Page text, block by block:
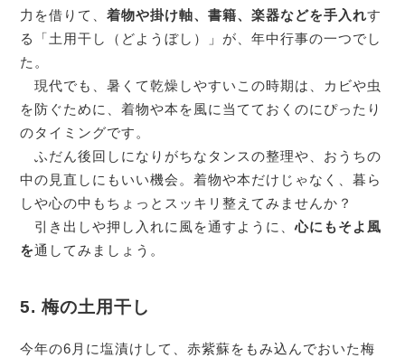
力を借りて、着物や掛け軸、書籍、楽器などを手入れす
る「土用干し（どようぼし）」が、年中行事の一つでし
た。
現代でも、暑くて乾燥しやすいこの時期は、カビや虫
を防ぐために、着物や本を風に当てておくのにぴったり
のタイミングです。
ふだん後回しになりがちなタンスの整理や、おうちの
中の見直しにもいい機会。着物や本だけじゃなく、暮ら
しや心の中もちょっとスッキリ整えてみませんか？
引き出しや押し入れに風を通すように、心にもそよ風
を通してみましょう。
5. 梅の土用干し
今年の6月に塩漬けして、赤紫蘇をもみ込んでおいた梅